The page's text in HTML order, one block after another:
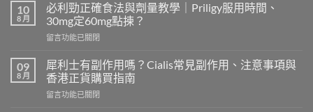
10
8 月
必利勁正確食法與劑量教學｜Priligy服用時間、
30mg定60mg點揀？
在
利
勁
正
確
留言功能已關閉
09
8 月
犀利士有副作用嗎？Cialis常見副作用、注意事項與
香港正貨購買指南
在
留言功能已關閉